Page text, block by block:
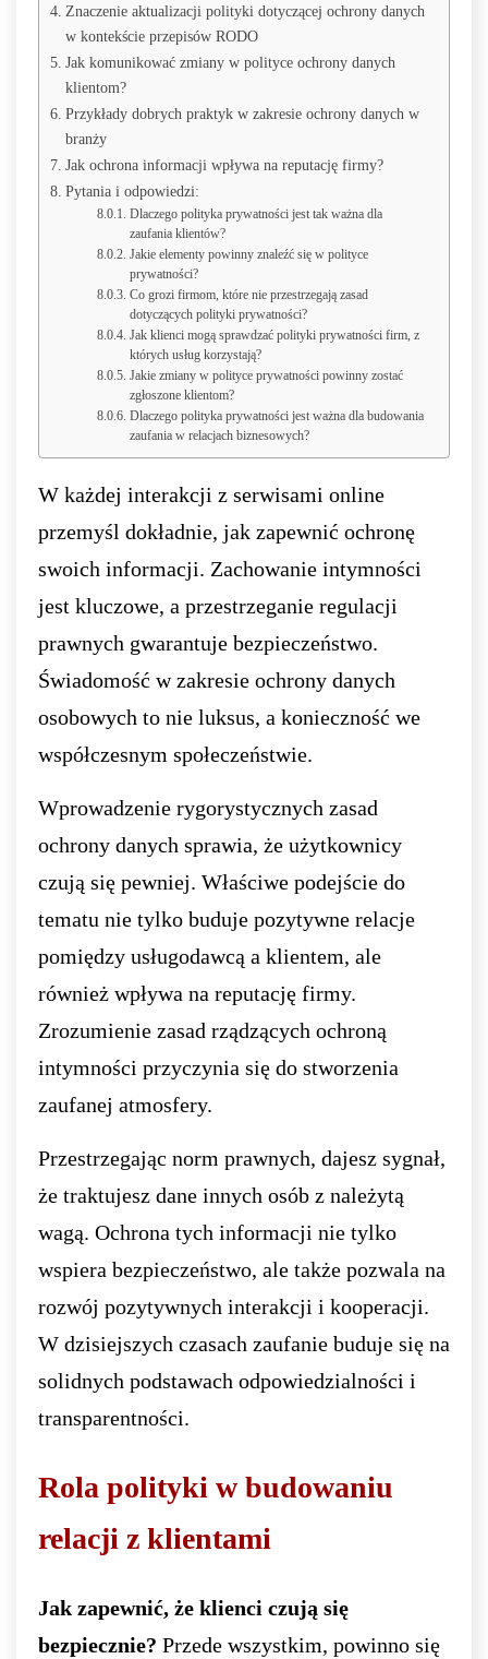
Znaczenie aktualizacji polityki dotyczącej ochrony danych
w kontekście przepisów RODO
Jak komunikować zmiany w polityce ochrony danych
klientom?
Przykłady dobrych praktyk w zakresie ochrony danych w
branży
Jak ochrona informacji wpływa na reputację firmy?
Pytania i odpowiedzi:
Dlaczego polityka prywatności jest tak ważna dla
zaufania klientów?
Jakie elementy powinny znaleźć się w polityce
prywatności?
Co grozi firmom, które nie przestrzegają zasad
dotyczących polityki prywatności?
Jak klienci mogą sprawdzać polityki prywatności firm, z
których usług korzystają?
Jakie zmiany w polityce prywatności powinny zostać
zgłoszone klientom?
Dlaczego polityka prywatności jest ważna dla budowania
zaufania w relacjach biznesowych?
W każdej interakcji z serwisami online
przemyśl dokładnie, jak zapewnić ochronę
swoich informacji. Zachowanie intymności
jest kluczowe, a przestrzeganie regulacji
prawnych gwarantuje bezpieczeństwo.
Świadomość w zakresie ochrony danych
osobowych to nie luksus, a konieczność we
współczesnym społeczeństwie.
Wprowadzenie rygorystycznych zasad
ochrony danych sprawia, że użytkownicy
czują się pewniej. Właściwe podejście do
tematu nie tylko buduje pozytywne relacje
pomiędzy usługodawcą a klientem, ale
również wpływa na reputację firmy.
Zrozumienie zasad rządzących ochroną
intymności przyczynia się do stworzenia
zaufanej atmosfery.
Przestrzegając norm prawnych, dajesz sygnał,
że traktujesz dane innych osób z należytą
wagą. Ochrona tych informacji nie tylko
wspiera bezpieczeństwo, ale także pozwala na
rozwój pozytywnych interakcji i kooperacji.
W dzisiejszych czasach zaufanie buduje się na
solidnych podstawach odpowiedzialności i
transparentności.
Rola polityki w budowaniu
relacji z klientami
Jak zapewnić, że klienci czują się
bezpiecznie? Przede wszystkim, powinno się